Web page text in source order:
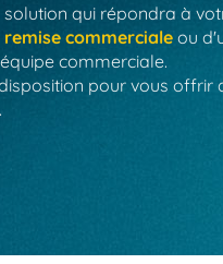
solution qui répondra à
remise commerciale ou
commerciale.
pour vous offrir